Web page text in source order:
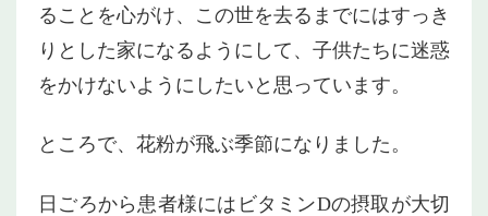
ることを心がけ、この世を去るまでにはすっき
りとした家になるようにして、子供たちに迷惑
をかけないようにしたいと思っています。
ところで、花粉が飛ぶ季節になりました。
日ごろから患者様にはビタミンDの摂取が大切